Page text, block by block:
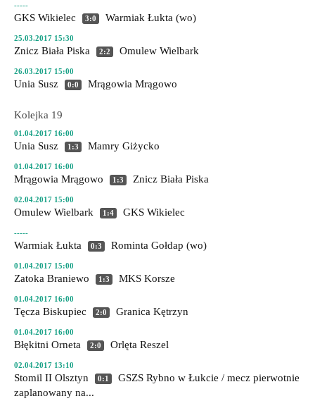
-----
GKS Wikielec 3:0 Warmiak Łukta (wo)
25.03.2017 15:30
Znicz Biała Piska 2:2 Omulew Wielbark
26.03.2017 15:00
Unia Susz 0:0 Mrągowia Mrągowo
Kolejka 19
01.04.2017 16:00
Unia Susz 1:3 Mamry Giżycko
01.04.2017 16:00
Mrągowia Mrągowo 1:3 Znicz Biała Piska
02.04.2017 15:00
Omulew Wielbark 1:4 GKS Wikielec
-----
Warmiak Łukta 0:3 Rominta Gołdap (wo)
01.04.2017 15:00
Zatoka Braniewo 1:3 MKS Korsze
01.04.2017 16:00
Tęcza Biskupiec 2:0 Granica Kętrzyn
01.04.2017 16:00
Błękitni Orneta 2:0 Orlęta Reszel
02.04.2017 13:10
Stomil II Olsztyn 0:1 GSZS Rybno w Łukcie / mecz pierwotnie
zaplanowany na...